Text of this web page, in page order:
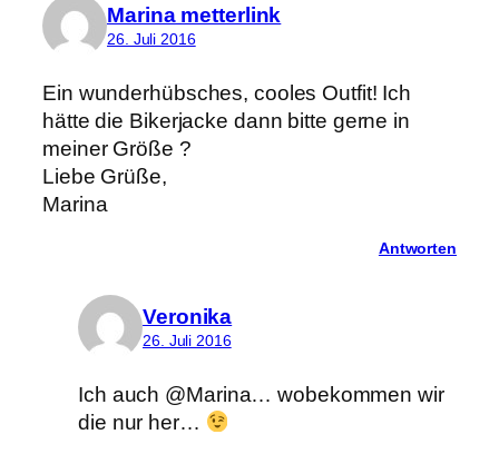
Marina metterlink
26. Juli 2016
Ein wunderhübsches, cooles Outfit! Ich
hätte die Bikerjacke dann bitte gerne in
meiner Größe ?
Liebe Grüße,
Marina
Antworten
Veronika
26. Juli 2016
Ich auch @Marina… wobekommen wir
die nur her…